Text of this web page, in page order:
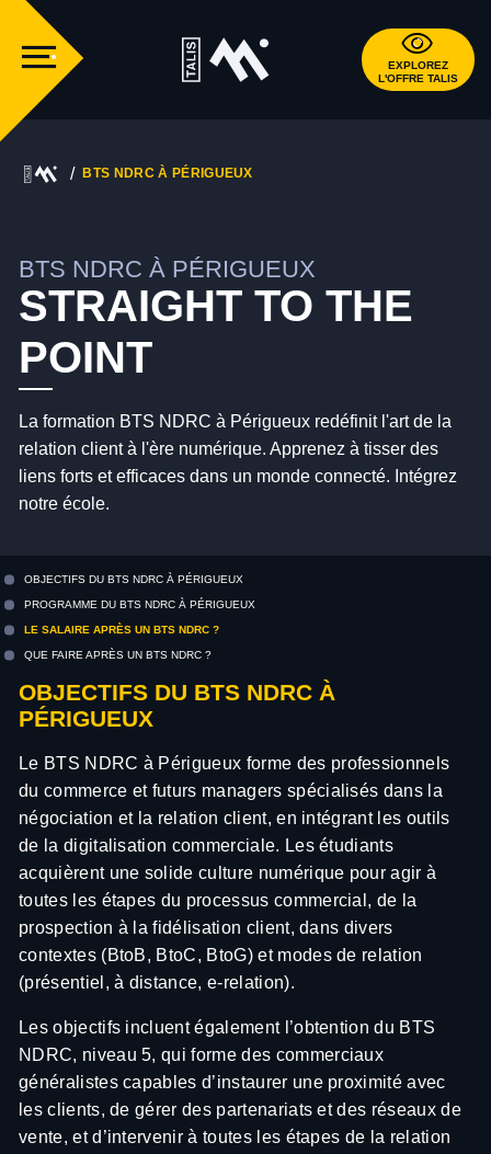
EXPLOREZ
L'OFFRE TALIS
BTS NDRC À PÉRIGUEUX
BTS NDRC À PÉRIGUEUX
STRAIGHT TO THE
POINT
La formation BTS NDRC à Périgueux redéfinit l'art de la
relation client à l'ère numérique. Apprenez à tisser des
liens forts et efficaces dans un monde connecté. Intégrez
notre école.
OBJECTIFS DU BTS NDRC À PÉRIGUEUX
PROGRAMME DU BTS NDRC À PÉRIGUEUX
LE SALAIRE APRÈS UN BTS NDRC ?
QUE FAIRE APRÈS UN BTS NDRC ?
OBJECTIFS DU BTS NDRC À
PÉRIGUEUX
Le BTS NDRC à Périgueux forme des professionnels
du commerce et futurs managers spécialisés dans la
négociation et la relation client, en intégrant les outils
de la digitalisation commerciale. Les étudiants
acquièrent une solide culture numérique pour agir à
toutes les étapes du processus commercial, de la
prospection à la fidélisation client, dans divers
contextes (BtoB, BtoC, BtoG) et modes de relation
(présentiel, à distance, e-relation).
Les objectifs incluent également l’obtention du BTS
NDRC, niveau 5, qui forme des commerciaux
généralistes capables d’instaurer une proximité avec
les clients, de gérer des partenariats et des réseaux de
vente, et d’intervenir à toutes les étapes de la relation